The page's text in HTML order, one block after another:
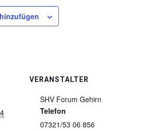
VERANSTALTER
SHV Forum Gehirn
Telefon
07321/53 06 856